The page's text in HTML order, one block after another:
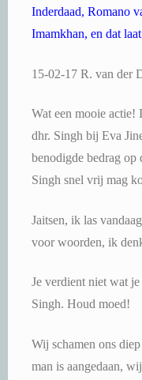
Inderdaad, Romano
Imamkhan, en dat
15-02-17 R. van der
Wat een mooie actie!
dhr. Singh bij Eva
benodigde bedrag op
Singh snel vrij mag
Jaitsen, ik las
voor woorden, ik
Je verdient niet wat
Singh. Houd moed!
Wij schamen ons
man is aangedaan,